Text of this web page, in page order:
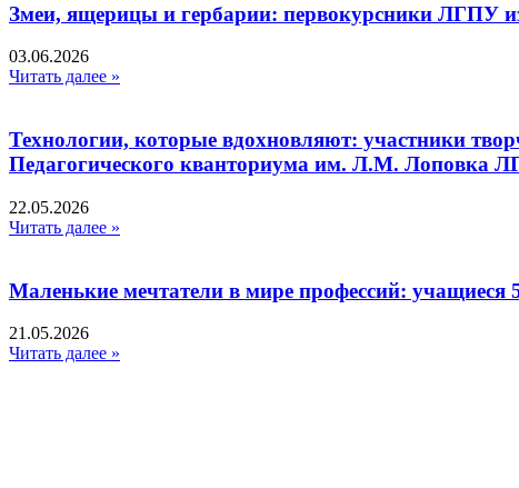
Змеи, ящерицы и гербарии: первокурсники ЛГПУ
03.06.2026
Читать далее »
Технологии, которые вдохновляют: участники
Педагогического кванториума им. Л.М. Лоповка
22.05.2026
Читать далее »
Маленькие мечтатели в мире профессий:
21.05.2026
Читать далее »